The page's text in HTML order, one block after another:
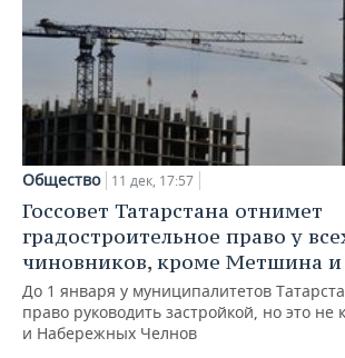
Общество 11 дек, 17:57
Госсовет Татарстана отнимет
градостроительное право у
чиновников, кроме Метшина и
До 1 января у муниципалитетов
право руководить застройкой, но это не
и Набережных Челнов